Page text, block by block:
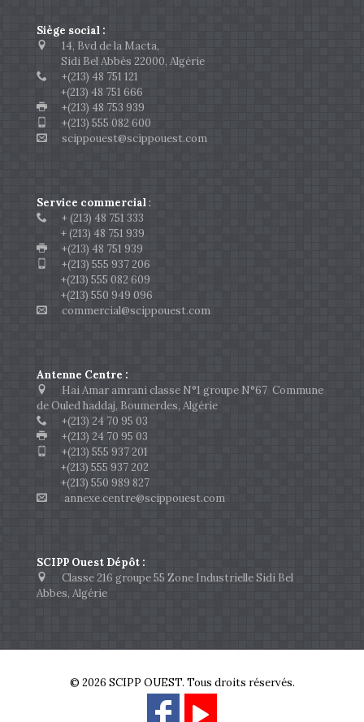
Siège social :
14, Bvd de la Macta,
Sidi Bel Abbès 22000, Algérie
+(213) 48 751 121
+(213) 48 751 666
+(213) 48 753 939
+(213) 555 082 600
scippouest@scippouest.com
Service commercial:
+ (213) 48 751 333
+ (213) 48 751 939
+(213) 48 751 939
+(213) 555 937 206
+(213) 555 082 609
+(213) 550 949 096
commercial@scippouest.com
Antenne Centre :
Hai Amar amrani classe N°1 groupe N°67 Commune
de Ouled haddaj, Boumerdes, Algérie
+(213) 24 70 95 03
+(213) 24 70 95 03
+(213) 555 937 201
+(213) 555 937 202
+(213) 550 989 827
annexe.centre@scippouest.com
SCIPP Ouest Dépôt :
Classe 216 groupe 55 Zone Industrielle Sidi Bel
Abbes, Algérie
© 2026 SCIPP OUEST. Tous droits réservés.